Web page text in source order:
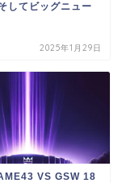
してビッグニュー
2025年1月29日
VS GSW 18